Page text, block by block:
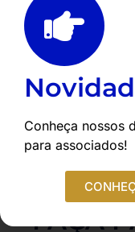
do mercado.
•
como
tanto
FAÇA
Conheça nossos
para associados!